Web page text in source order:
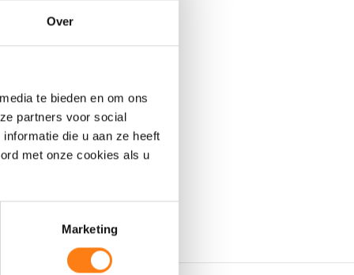
Over
te bieden en om ons
partners voor social
die u aan ze heeft
met onze cookies als u
Marketing
door een
Process Suite,
biedt voor de
biedt in hoe u